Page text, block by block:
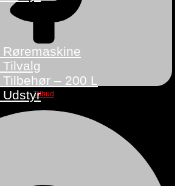
Tilbud
Røremaskine
Tilbehør – 200 L
Udstyr